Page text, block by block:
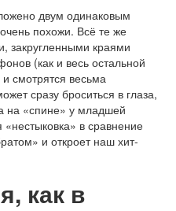
двум одинаковым
похожи. Всё те же
закругленными краями
(как и весь остальной
смотрятся весьма
сразу броситься в глаза,
на «спине» у младшей
в сравнение
и откроет наш хит-
как в